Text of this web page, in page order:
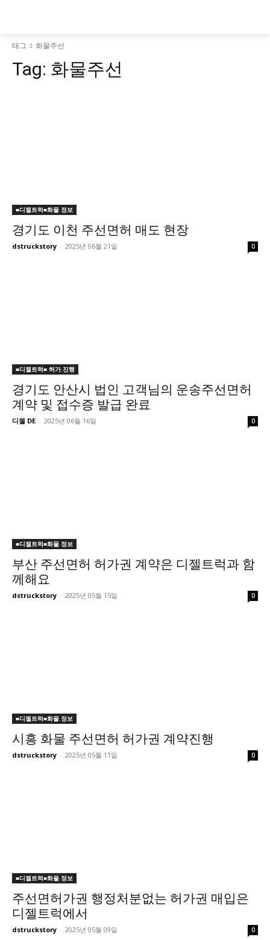
태그 화물주선
Tag: 화물주선
■디젤트럭■화물.정보
경기도 이천 주선면허 매도 현장
dstruckstory - 2025년 06월 21일 0
■디젤트럭■ 허가.진행
경기도 안산시 법인 고객님의 운송주선면허
계약 및 접수증 발급 완료
디젤 DE - 2025년 06월 16일 0
■디젤트럭■화물.정보
부산 주선면허 허가권 계약은 디젤트럭과 함
께해요
dstruckstory - 2025년 05월 15일 0
■디젤트럭■화물.정보
시흥 화물 주선면허 허가권 계약진행
dstruckstory - 2025년 05월 11일 0
■디젤트럭■화물.정보
주선면허가권 행정처분없는 허가권 매입은
디젤트럭에서
dstruckstory - 2025년 05월 09일 0